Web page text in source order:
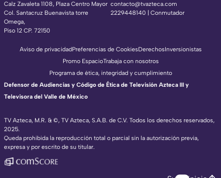
Calz Zavaleta 1108, Plaza Centro Mayor
Col. Santacruz Buenavista torre
Omega,
Piso 12 CP. 72150
contacto@tvazteca.com
2229448140 | Conmutador
TV Azteca, M.R. & ©, TV Azteca, S.A.B. de C.V. Todos los derechos reservados,
2025.
Queda prohibida la reproducción total o parcial sin la autorización previa,
expresa y por escrito de su titular.
Aviso de privacidadPreferencias de CookiesDerechosInversionistas
Promo EspacioTrabaja con nosotros
Programa de ética, integridad y cumplimiento
Defensor de Audiencias y Código de Ética de Televisión Azteca III y
Televisora del Valle de México